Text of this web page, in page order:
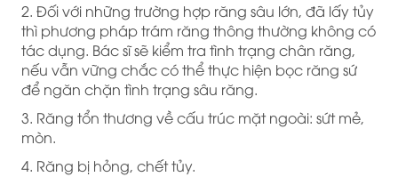
2. Đối với những trường hợp răng sâu lớn, đã lấy tủy
thì phương pháp trám răng thông thường không có
tác dụng. Bác sĩ sẽ kiểm tra tình trạng chân răng,
nếu vẫn vững chắc có thể thực hiện bọc răng sứ
để ngăn chặn tình trạng sâu răng.
3. Răng tổn thương về cấu trúc mặt ngoài: sứt mẻ,
mòn.
4. Răng bị hỏng, chết tủy.